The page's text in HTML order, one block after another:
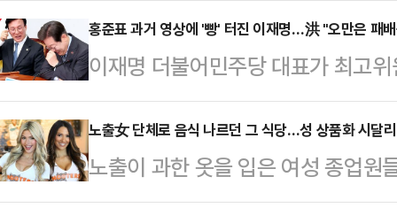
내가 그 자리에 있어야 한다는 생각
좋다면, 국민을 살릴 수 있다면, 국
령"이…
워를 보유한 한 누리꾼이 태국 방콕
소셜미디어(SNS) 공유하면서 큰
원 여성 관람객들이 대형 거울 앞에
치는 모습이 담겨있다. 문제는 그
울 앞 여성들을 보며 소변을 보는
깥 풍경이 보이지만 …
홍준표 과거 영상에 '빵' 터진 이재명…洪 "오만은 패
이재명 더불어민주당 대표가 최고
상을 틀고 웃음을 참지 못하는 모습
다"고 지적했다.홍 시장은 7일 자신
(청년이 묻고 홍준표가 답하다)에 "
틀고 비웃는 모습"이라는 글이 올
노출女 단체로 음식 나르던 그 식당…성 상품화 시달
노출이 과한 옷을 입은 여성 종업원
국의 캐주얼 다이닝 브랜드 '후터스